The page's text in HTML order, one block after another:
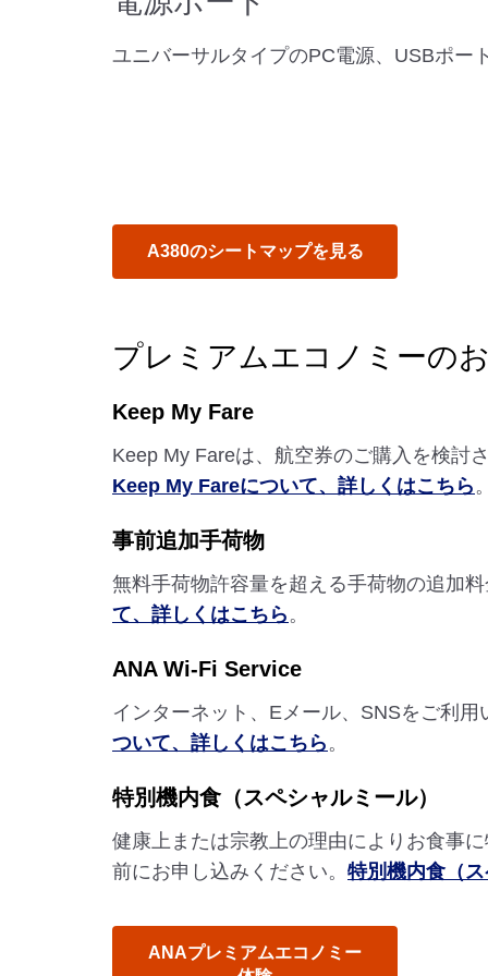
ユニバーサルタイプのPC電源、USBポー
A380のシートマップを見る
プレミアムエコノミーの
Keep My Fare
Keep My Fareは、航空券のご購入を検討
Keep My Fareについて、詳しくはこちら
事前追加手荷物
無料手荷物許容量を超える手荷物の追加
て、詳しくはこちら。
ANA Wi-Fi Service
インターネット、Eメール、SNSをご利
ついて、詳しくはこちら。
特別機内食（スペシャルミール）
健康上または宗教上の理由によりお食事
前にお申し込みください。 特別機内食（
ANAプレミアムエコノミー